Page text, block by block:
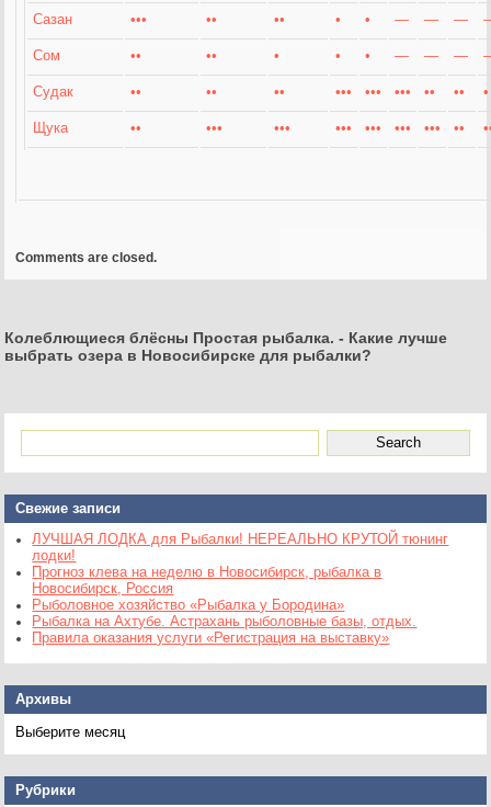
Сазан ••• •• •• • • — — —
Сом •• •• • • • — — —
Судак •• •• •• ••• ••• ••• •• •• •
Щука •• ••• ••• ••• ••• ••• ••• ••
Comments are closed.
Колеблющиеся блёсны Простая рыбалка. - Какие лучше
выбрать озера в Новосибирске для рыбалки?
Свежие записи
ЛУЧШАЯ ЛОДКА для Рыбалки! НЕРЕАЛЬНО КРУТОЙ тюнинг
лодки!
Прогноз клева на неделю в Новосибирск, рыбалка в
Новосибирск, Россия
Рыболовное хозяйство «Рыбалка у Бородина»
Рыбалка на Ахтубе. Астрахань рыболовные базы, отдых.
Правила оказания услуги «Регистрация на выставку»
Архивы
Архивы
Рубрики